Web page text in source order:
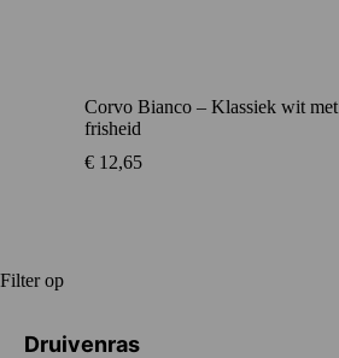
Corvo Bianco – Klassiek wit
frisheid
€ 12,65
Filter op
Druivenras